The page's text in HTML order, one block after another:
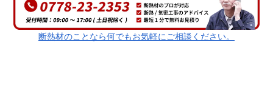
断熱材のことなら何でもお気軽にご相談ください。